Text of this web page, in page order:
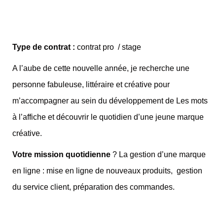
Type de contrat : contrat pro / stage
A l’aube de cette nouvelle année, je recherche une
personne fabuleuse, littéraire et créative pour
m’accompagner au sein du développement de Les mots
à l’affiche et découvrir le quotidien d’une jeune marque
créative.
Votre mission quotidienne ? La gestion d’une marque
en ligne : mise en ligne de nouveaux produits, gestion
du service client, préparation des commandes.